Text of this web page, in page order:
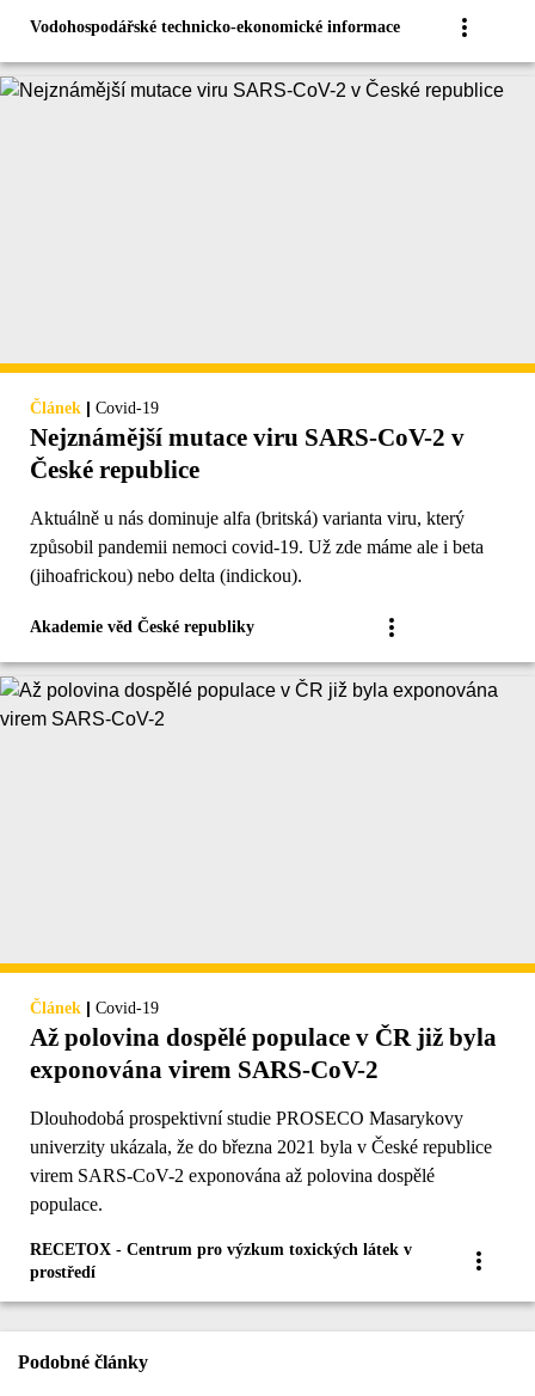
Vodohospodářské technicko-ekonomické informace
Článek | Covid-19
Nejznámější mutace viru SARS-CoV-2 v
České republice
Aktuálně u nás dominuje alfa (britská) varianta viru, který
způsobil pandemii nemoci covid-19. Už zde máme ale i beta
(jihoafrickou) nebo delta (indickou).
Akademie věd České republiky
Článek | Covid-19
Až polovina dospělé populace v ČR již byla
exponována virem SARS-CoV-2
Dlouhodobá prospektivní studie PROSECO Masarykovy
univerzity ukázala, že do března 2021 byla v České republice
virem SARS-CoV-2 exponována až polovina dospělé
populace.
RECETOX - Centrum pro výzkum toxických látek v
prostředí
Podobné články